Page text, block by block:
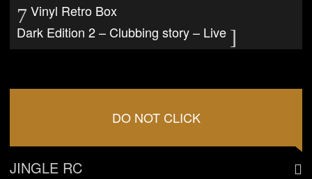
Vinyl Retro Box
Dark Edition 2 – Clubbing story – Live
DO NOT CLICK
JINGLE RC